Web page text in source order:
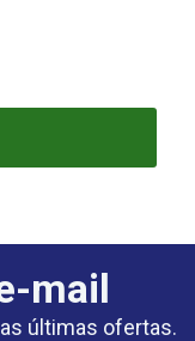
mail
últimas ofertas.